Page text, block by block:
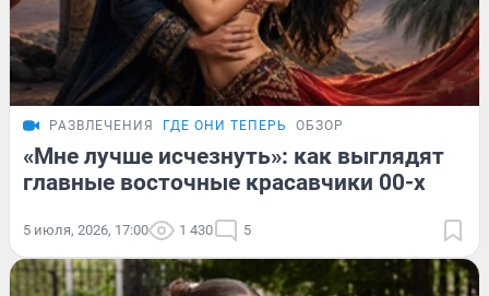
РАЗВЛЕЧЕНИЯ ГДЕ ОНИ ТЕПЕРЬ ОБЗОР
«Мне лучше исчезнуть»: как выглядят
главные восточные красавчики 00-х
5 июля, 2026, 17:00 1 430 5